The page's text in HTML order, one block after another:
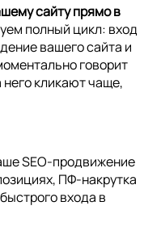
сайту прямо в
полный цикл: вход
вашего сайта и
говорит
него кликают чаще,
SEO-продвижение
ПФ-накрутка
входа в